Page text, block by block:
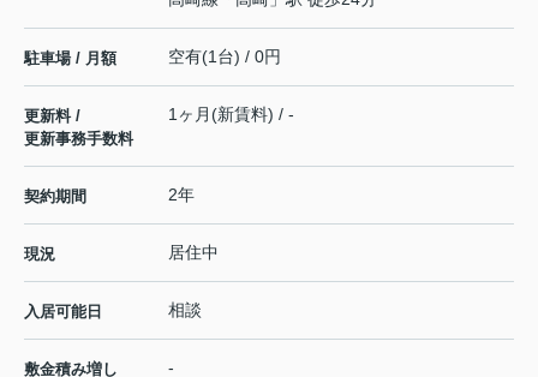
駐車場 / 月額 空有(1台) / 0円
更新料 /
更新事務手数料
1ヶ月(新賃料) / -
契約期間 2年
現況 居住中
入居可能日 相談
敷金積み増し -